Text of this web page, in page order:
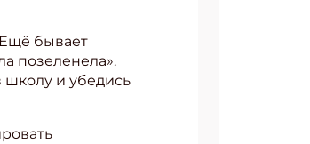
бывает
позеленела».
школу и убедись